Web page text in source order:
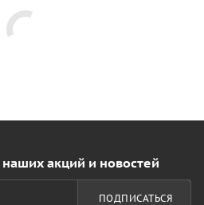
наших акций и новостей
ПОДПИСАТЬСЯ